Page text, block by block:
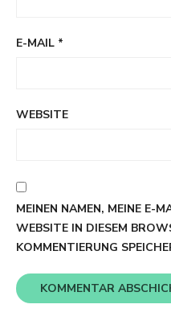
E-MAIL *
WEBSITE
MEINEN NAMEN, MEINE E-
WEBSITE IN DIESEM
KOMMENTIERUNG